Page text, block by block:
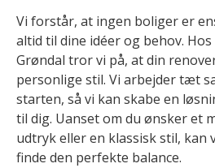
Vi forstår, at ingen boliger er
altid til dine idéer og behov.
Grøndal tror vi på, at din
personlige stil. Vi arbejder tæt
starten, så vi kan skabe en
til dig. Uanset om du ønsker et
udtryk eller en klassisk stil, kan
finde den perfekte balance.